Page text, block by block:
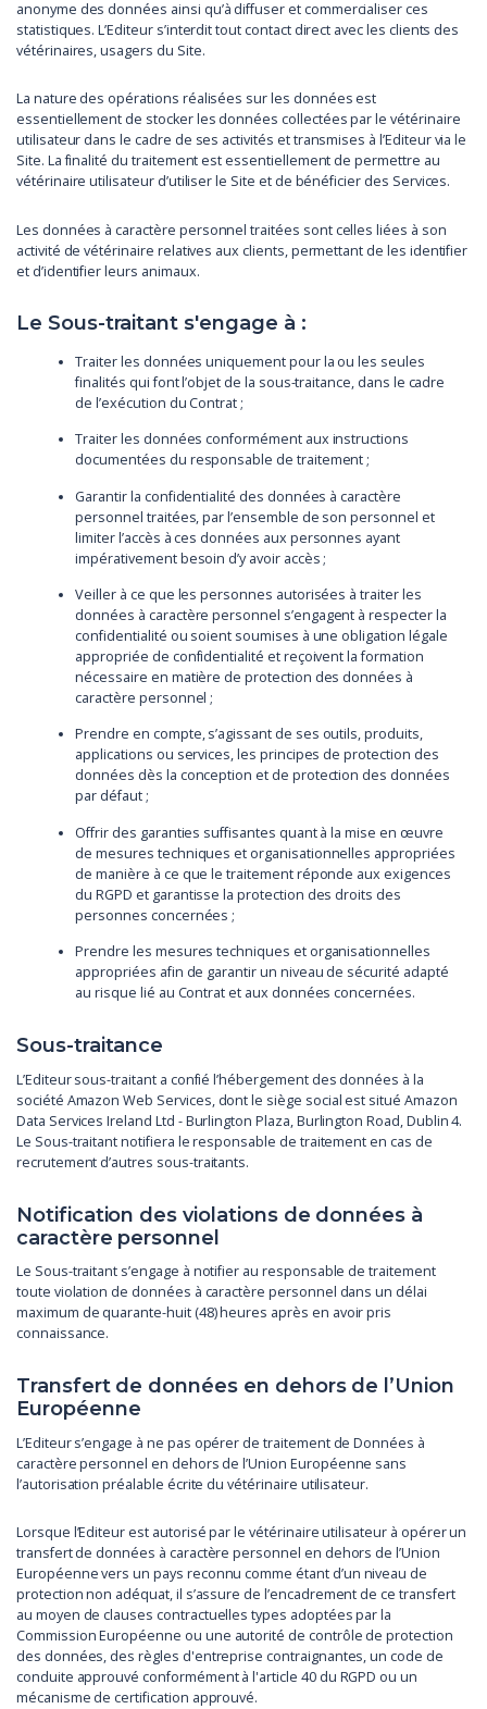
anonyme des données ainsi qu’à diffuser et commercialiser ces
statistiques. L’Editeur s’interdit tout contact direct avec les clients des
vétérinaires, usagers du Site.
La nature des opérations réalisées sur les données est
essentiellement de stocker les données collectées par le vétérinaire
utilisateur dans le cadre de ses activités et transmises à l’Editeur via le
Site. La finalité du traitement est essentiellement de permettre au
vétérinaire utilisateur d’utiliser le Site et de bénéficier des Services.
Les données à caractère personnel traitées sont celles liées à son
activité de vétérinaire relatives aux clients, permettant de les identifier
et d’identifier leurs animaux.
Le Sous-traitant s'engage à :
Traiter les données uniquement pour la ou les seules
finalités qui font l’objet de la sous-traitance, dans le cadre
de l’exécution du Contrat ;
Traiter les données conformément aux instructions
documentées du responsable de traitement ;
Garantir la confidentialité des données à caractère
personnel traitées, par l’ensemble de son personnel et
limiter l’accès à ces données aux personnes ayant
impérativement besoin d’y avoir accès ;
Veiller à ce que les personnes autorisées à traiter les
données à caractère personnel s’engagent à respecter la
confidentialité ou soient soumises à une obligation légale
appropriée de confidentialité et reçoivent la formation
nécessaire en matière de protection des données à
caractère personnel ;
Prendre en compte, s’agissant de ses outils, produits,
applications ou services, les principes de protection des
données dès la conception et de protection des données
par défaut ;
Offrir des garanties suffisantes quant à la mise en œuvre
de mesures techniques et organisationnelles appropriées
de manière à ce que le traitement réponde aux exigences
du RGPD et garantisse la protection des droits des
personnes concernées ;
Prendre les mesures techniques et organisationnelles
appropriées afin de garantir un niveau de sécurité adapté
au risque lié au Contrat et aux données concernées.
Sous-traitance
L’Editeur sous-traitant a confié l’hébergement des données à la
société Amazon Web Services, dont le siège social est situé Amazon
Data Services Ireland Ltd - Burlington Plaza, Burlington Road, Dublin 4.
Le Sous-traitant notifiera le responsable de traitement en cas de
recrutement d’autres sous-traitants.
Notification des violations de données à
caractère personnel
Le Sous-traitant s’engage à notifier au responsable de traitement
toute violation de données à caractère personnel dans un délai
maximum de quarante-huit (48) heures après en avoir pris
connaissance.
Transfert de données en dehors de l’Union
Européenne
L’Editeur s’engage à ne pas opérer de traitement de Données à
caractère personnel en dehors de l’Union Européenne sans
l’autorisation préalable écrite du vétérinaire utilisateur.
Lorsque l’Editeur est autorisé par le vétérinaire utilisateur à opérer un
transfert de données à caractère personnel en dehors de l’Union
Européenne vers un pays reconnu comme étant d’un niveau de
protection non adéquat, il s’assure de l’encadrement de ce transfert
au moyen de clauses contractuelles types adoptées par la
Commission Européenne ou une autorité de contrôle de protection
des données, des règles d'entreprise contraignantes, un code de
conduite approuvé conformément à l'article 40 du RGPD ou un
mécanisme de certification approuvé.